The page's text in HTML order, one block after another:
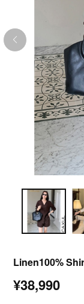
Linen100%
¥38,990